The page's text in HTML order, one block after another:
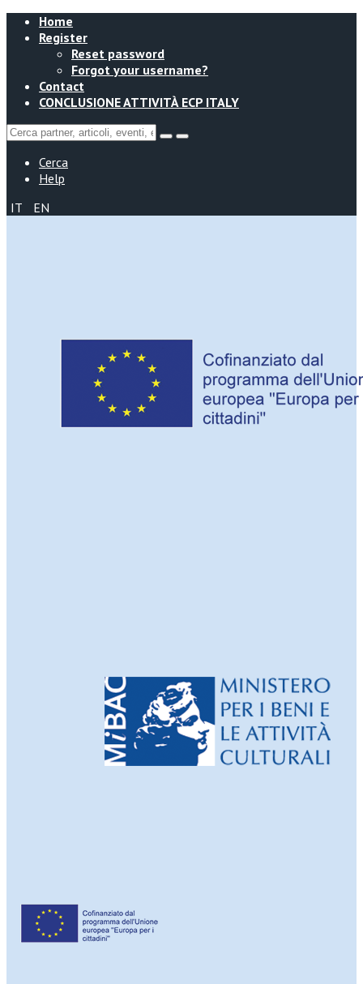
Home
Register
Reset password
Forgot your username?
Contact
CONCLUSIONE ATTIVITÀ ECP ITALY
Cerca
Help
IT
EN